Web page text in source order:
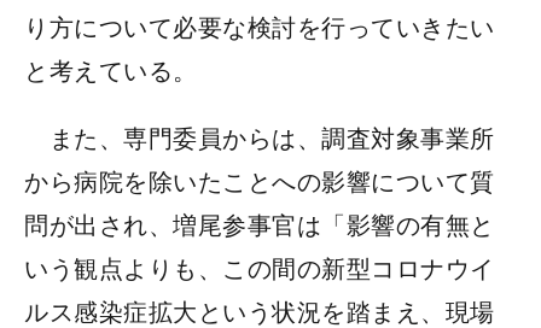
り方について必要な検討を行っていきたい
と考えている。
また、専門委員からは、調査対象事業所
から病院を除いたことへの影響について質
問が出され、増尾参事官は「影響の有無と
いう観点よりも、この間の新型コロナウイ
ルス感染症拡大という状況を踏まえ、現場